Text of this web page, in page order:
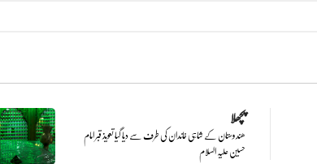
پچھلا
ھندوستان کے شاہی خاندان کی طرف سے دیا گیا تعویذ قبر امام
حسین علیہ السلام